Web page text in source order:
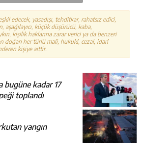
edecek, yasadışı, tehditkar, rahatsız edici,
aşağılayıcı, küçük düşürücü, kaba,
kişilik haklarına zarar verici ya da benzeri
doğan her türlü mali, hukuki, cezai, idari
kişiye aittir.
bugüne kadar 17
toplandı
yangın